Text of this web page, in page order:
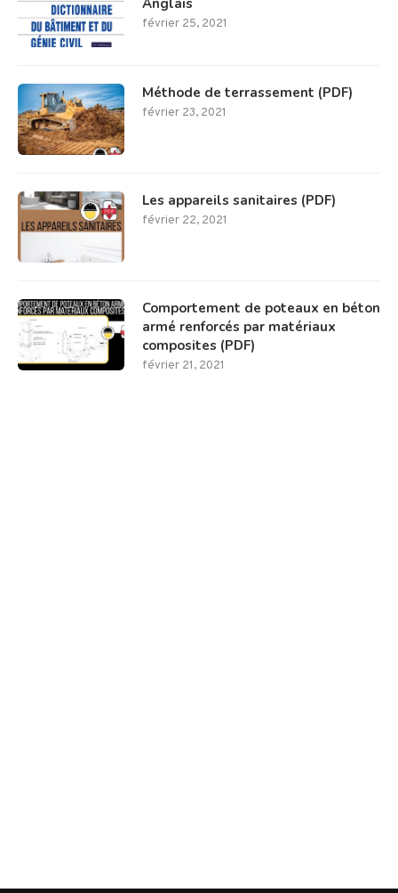
février 25, 2021
Méthode de terrassement (PDF)
février 23, 2021
Les appareils sanitaires (PDF)
février 22, 2021
Comportement de poteaux en béton
armé renforcés par matériaux
composites (PDF)
février 21, 2021